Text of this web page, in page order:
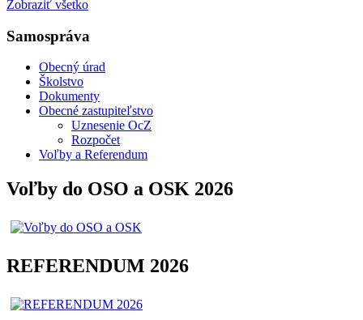
Zobraziť všetko
Samospráva
Obecný úrad
Školstvo
Dokumenty
Obecné zastupiteľstvo
Uznesenie OcZ
Rozpočet
Voľby a Referendum
Voľby do OSO a OSK 2026
REFERENDUM 2026